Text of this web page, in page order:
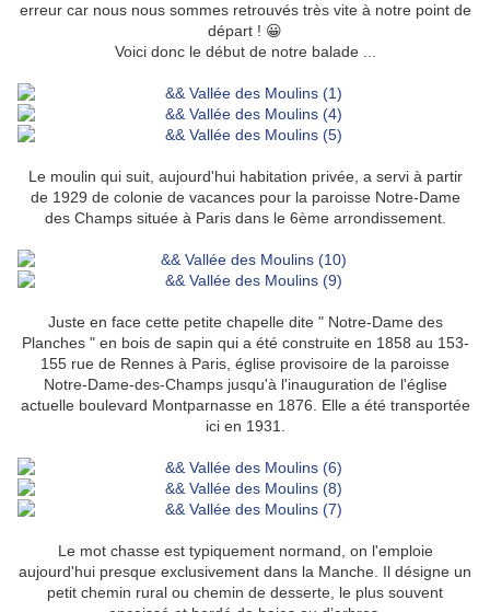
erreur car nous nous sommes retrouvés très vite à notre point de
départ ! 😀
Voici donc le début de notre balade ...
Le moulin qui suit, aujourd'hui habitation privée, a servi à partir
de 1929 de colonie de vacances pour la paroisse Notre-Dame
des Champs située à Paris dans le 6ème arrondissement.
Juste en face cette petite chapelle dite " Notre-Dame des
Planches " en bois de sapin qui a été construite en 1858 au 153-
155 rue de Rennes à Paris, église provisoire de la paroisse
Notre-Dame-des-Champs jusqu'à l'inauguration de l'église
actuelle boulevard Montparnasse en 1876. Elle a été transportée
ici en 1931.
Le mot chasse est typiquement normand, on l'emploie
aujourd'hui presque exclusivement dans la Manche. Il désigne un
petit chemin rural ou chemin de desserte, le plus souvent